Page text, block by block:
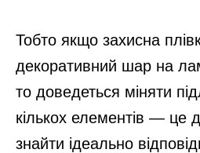
Тобто якщо захисна
декоративний шар на
то доведеться міняти
кількох елементів — це
знайти ідеально